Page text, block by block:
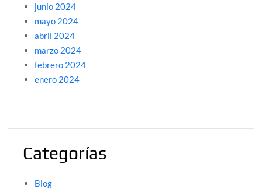
junio 2024
mayo 2024
abril 2024
marzo 2024
febrero 2024
enero 2024
Categorías
Blog